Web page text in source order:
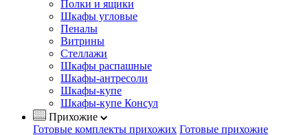
Полки и ящики
Шкафы угловые
Пеналы
Витрины
Стеллажи
Шкафы распашные
Шкафы-антресоли
Шкафы-купе
Шкафы-купе Консул
Прихожие
Готовые комплекты прихожих Готовые прихожие